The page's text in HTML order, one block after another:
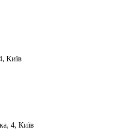
Київ
4, Київ